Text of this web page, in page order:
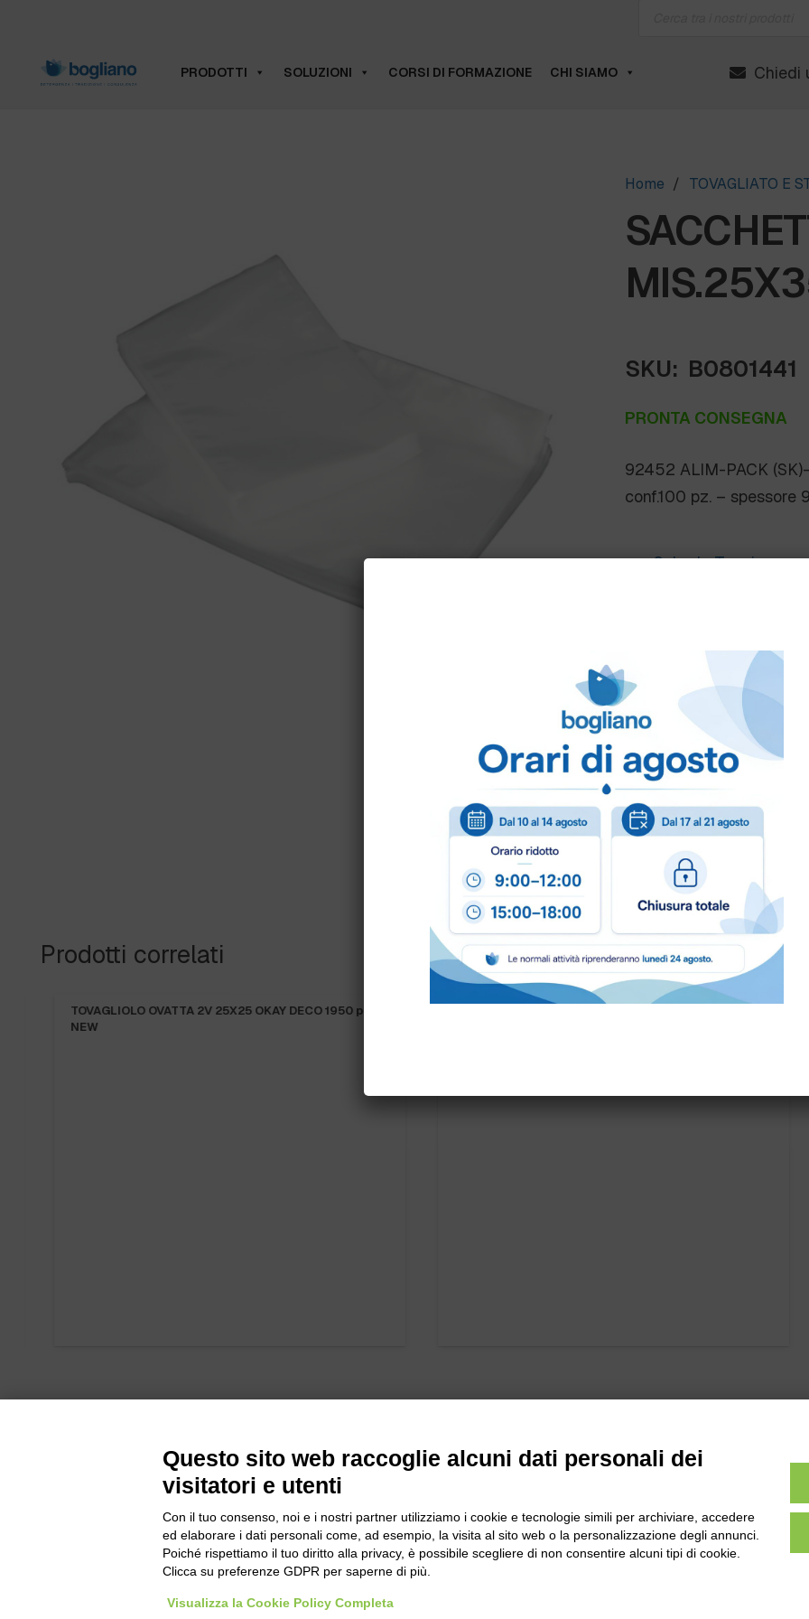
PRODOTTI SOLUZIONI CORSI DI FORMAZIONE CHI SIAMO Chiedi
Home / TOVAGLIATO E
SKU: B0801441
PRONTA CONSEGNA
92452 ALIM-PACK
conf.100 pz. – spessore
Scheda Tecnica
Come ordinare?
Puoi ordinare chiamando al
info@bogliano.it.
Per ogni informazione
Prodotti correlati
TOVAGLIOLO OVATTA 2V 25X25 OKAY DECO 1950 pz.
NEW
PRONTA CONSEGNA
Bogliano Srl
Strada Statale 231 Alba-Bra
Borgo San Martino 44, 12060
Tel:0172-478161
Fax: 0172-487399
Questo sito web raccoglie alcuni dati personali dei
visitatori e utenti
Con il tuo consenso, noi e i nostri partner utilizziamo i cookie e tecnologie simili per archiviare, accedere
ed elaborare i dati personali come, ad esempio, la visita al sito web o la personalizzazione degli annunci.
Poiché rispettiamo il tuo diritto alla privacy, è possibile scegliere di non consentire alcuni tipi di cookie.
Clicca su preferenze GDPR per saperne di più.
Visualizza la Cookie Policy Completa